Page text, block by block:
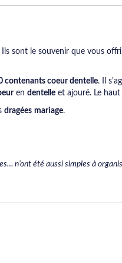
Ils sont le souvenir que vous
contenants coeur dentelle. Il
en dentelle et ajouré. Le
dragées mariage.
n’ont été aussi simples à